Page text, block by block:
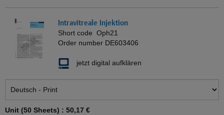
Intravitreale Injektion
Short code Oph21
Order number DE603406
jetzt digital aufklären
Unit (50 Sheets) : 50,17 €